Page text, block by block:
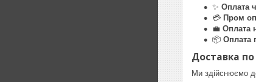
✨ Оплата
💳 Пром
💼 Оплата
📦 Оплата
Доставка по
Ми здійснюємо